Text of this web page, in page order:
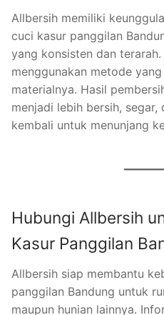
Allbersih memiliki
cuci kasur panggilan
yang konsisten dan
menggunakan metode
materialnya. Hasil
menjadi lebih bersih, segar,
kembali untuk menunjang
Hubungi Allbersih
Kasur Panggilan
Allbersih siap membantu
panggilan Bandung untuk
maupun hunian lainnya.